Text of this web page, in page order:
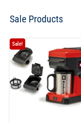
Sale Products
Sale!